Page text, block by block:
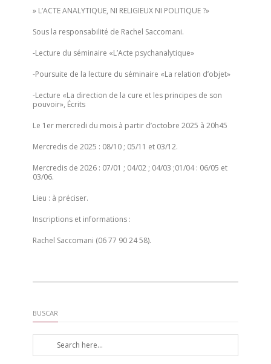
» L’ACTE ANALYTIQUE, NI RELIGIEUX NI POLITIQUE ?»
Sous la responsabilité de Rachel Saccomani.
-Lecture du séminaire «L’Acte psychanalytique»
-Poursuite de la lecture du séminaire «La relation d’objet»
-Lecture «La direction de la cure et les principes de son
pouvoir», Écrits
Le 1er mercredi du mois à partir d’octobre 2025 à 20h45
Mercredis de 2025 : 08/10 ; 05/11 et 03/12.
Mercredis de 2026 : 07/01 ; 04/02 ; 04/03 ;01/04 : 06/05 et
03/06.
Lieu : à préciser.
Inscriptions et informations :
Rachel Saccomani (06 77 90 24 58).
BUSCAR